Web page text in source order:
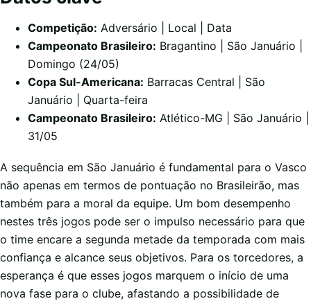
Competição: Adversário | Local | Data
Campeonato Brasileiro: Bragantino | São Januário |
Domingo (24/05)
Copa Sul-Americana: Barracas Central | São
Januário | Quarta-feira
Campeonato Brasileiro: Atlético-MG | São Januário |
31/05
A sequência em São Januário é fundamental para o Vasco
não apenas em termos de pontuação no Brasileirão, mas
também para a moral da equipe. Um bom desempenho
nestes três jogos pode ser o impulso necessário para que
o time encare a segunda metade da temporada com mais
confiança e alcance seus objetivos. Para os torcedores, a
esperança é que esses jogos marquem o início de uma
nova fase para o clube, afastando a possibilidade de